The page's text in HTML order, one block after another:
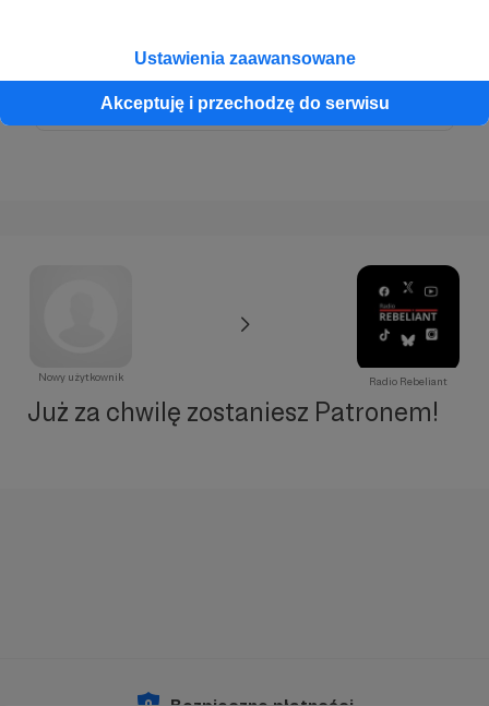
Ustawienia zaawansowane
Akceptuję i przechodzę do serwisu
Patroni: 1
Nowy użytkownik Radio Rebeliant
Już za chwilę zostaniesz Patronem!